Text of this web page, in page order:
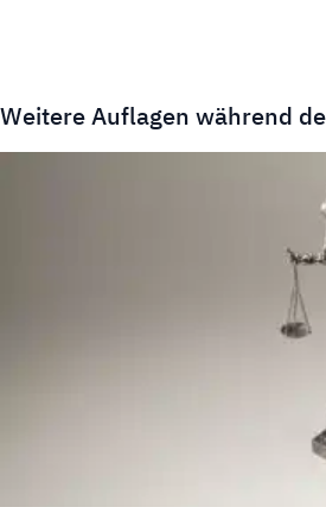
Weitere Auflagen während